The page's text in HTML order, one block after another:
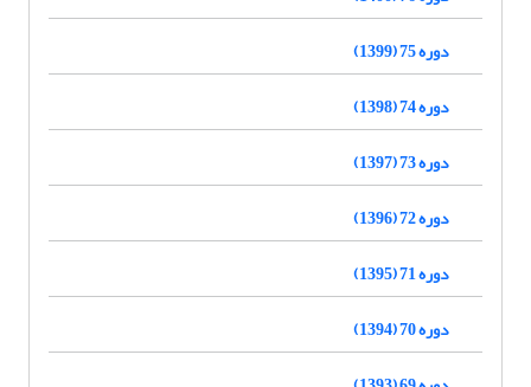
دوره 75 (1399)
دوره 74 (1398)
دوره 73 (1397)
دوره 72 (1396)
دوره 71 (1395)
دوره 70 (1394)